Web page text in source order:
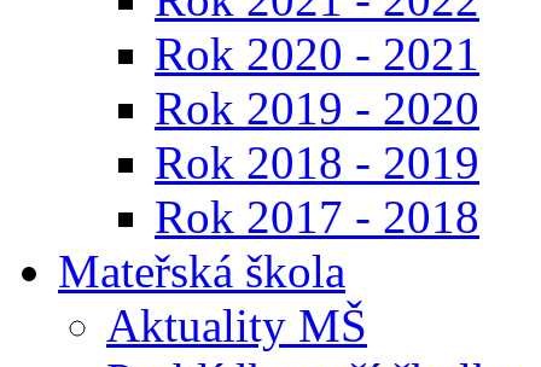
Rok 2020 - 2021
Rok 2019 - 2020
Rok 2018 - 2019
Rok 2017 - 2018
Mateřská škola
Aktuality MŠ